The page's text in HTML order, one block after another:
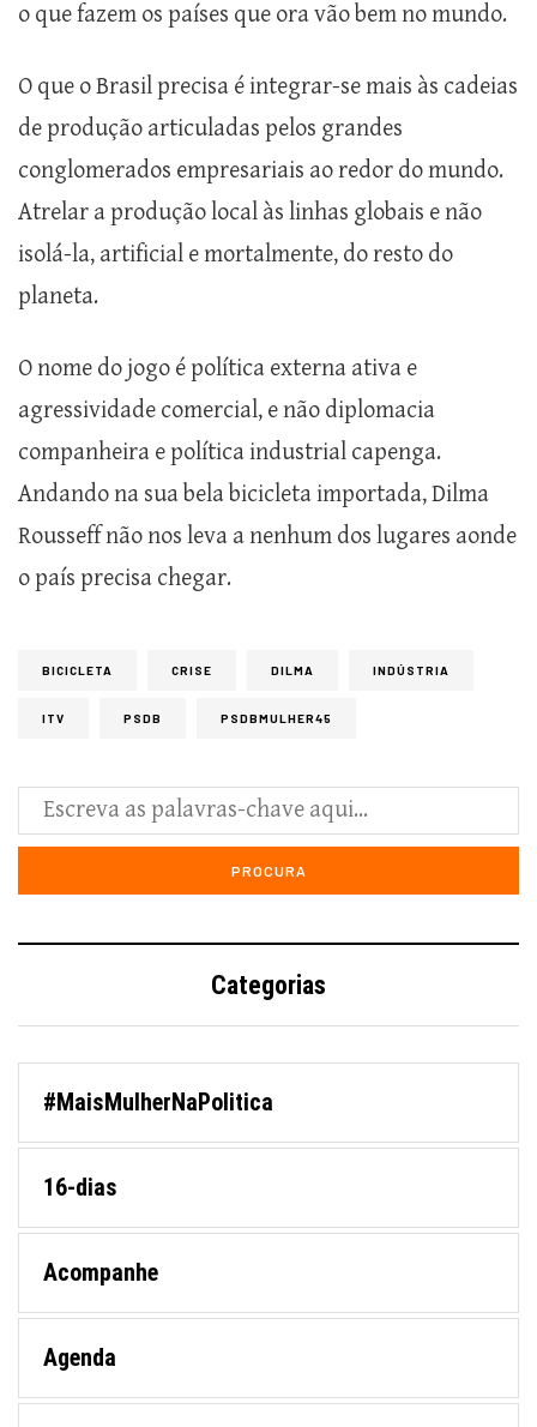
o que fazem os países que ora vão bem no mundo.
O que o Brasil precisa é integrar-se mais às cadeias
de produção articuladas pelos grandes
conglomerados empresariais ao redor do mundo.
Atrelar a produção local às linhas globais e não
isolá-la, artificial e mortalmente, do resto do
planeta.
O nome do jogo é política externa ativa e
agressividade comercial, e não diplomacia
companheira e política industrial capenga.
Andando na sua bela bicicleta importada, Dilma
Rousseff não nos leva a nenhum dos lugares aonde
o país precisa chegar.
BICICLETA CRISE DILMA INDÚSTRIA
ITV PSDB PSDBMULHER45
Categorias
#MaisMulherNaPolitica
16-dias
Acompanhe
Agenda